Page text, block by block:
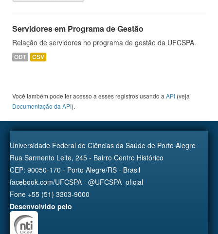
Servidores em Programa de Gestão
Relação de servidores no programa de gestão da UFCSPA.
ODT CSV
Você também pode ter acesso a esses registros usando a API (veja
Documentação da API).
Universidade Federal de Ciências da Saúde de Porto Alegre
Rua Sarmento Leite, 245 - Bairro Centro Histórico
CEP: 90050-170 - Porto Alegre/RS - Brasil
facebook.com/UFCSPA - @UFCSPA_oficial
Fone +55 (51) 3303-9000
Desenvolvido pelo